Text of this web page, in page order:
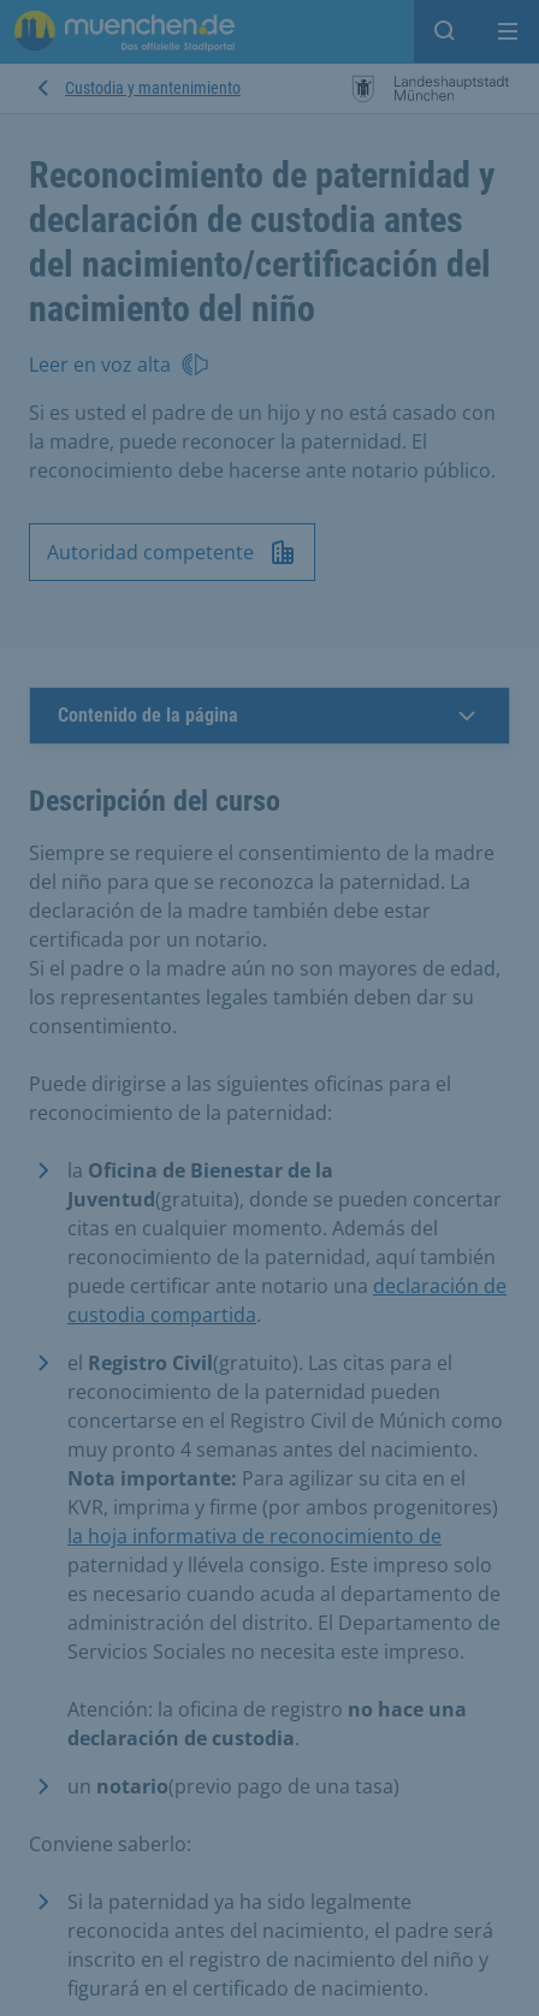
Open
Custodia y mantenimiento
Reconocimiento de paternidad y
declaración de custodia antes
del nacimiento/certificación del
nacimiento del niño
Leer en voz alta
Si es usted el padre de un hijo y no está casado con
la madre, puede reconocer la paternidad. El
reconocimiento debe hacerse ante notario público.
Autoridad competente
Contenido de la página
Descripción del curso
Siempre se requiere el consentimiento de la madre
del niño para que se reconozca la paternidad. La
declaración de la madre también debe estar
certificada por un notario.
Si el padre o la madre aún no son mayores de edad,
los representantes legales también deben dar su
consentimiento.
Puede dirigirse a las siguientes oficinas para el
reconocimiento de la paternidad:
la Oficina de Bienestar de la
Juventud(gratuita), donde se pueden concertar
citas en cualquier momento. Además del
reconocimiento de la paternidad, aquí también
puede certificar ante notario una declaración de
custodia compartida.
el Registro Civil(gratuito). Las citas para el
reconocimiento de la paternidad pueden
concertarse en el Registro Civil de Múnich como
muy pronto 4 semanas antes del nacimiento.
Nota importante: Para agilizar su cita en el
KVR, imprima y firme (por ambos progenitores)
la hoja informativa de reconocimiento de
paternidad y llévela consigo. Este impreso solo
es necesario cuando acuda al departamento de
administración del distrito. El Departamento de
Servicios Sociales no necesita este impreso.
Atención: la oficina de registro no hace una
declaración de custodia.
un notario(previo pago de una tasa)
Conviene saberlo:
Si la paternidad ya ha sido legalmente
reconocida antes del nacimiento, el padre será
inscrito en el registro de nacimiento del niño y
figurará en el certificado de nacimiento.